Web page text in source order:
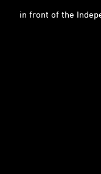
in front of the